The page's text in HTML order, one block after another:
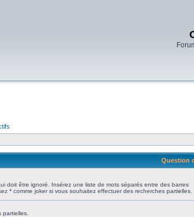
Question
doit être ignoré. Insérez une liste de mots séparés entre des barres
* comme joker si vous souhaitez effectuer des recherches partielles.